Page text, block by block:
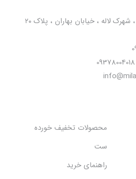
آدرس: تهران ، شاهد شهر ، شهرک لاله ، خیابان بهاران ، پلاک ۲۰
محصولات تخفیف خورده
ست
راهنمای خرید